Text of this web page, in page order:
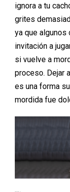
ignora a tu
grites
ya que algunos
invitación a
si vuelve a
proceso. Dejar
es una forma
mordida fue